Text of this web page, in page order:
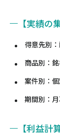
【実績の
得意先別
商品別：
案件別：
期間別：
【利益計